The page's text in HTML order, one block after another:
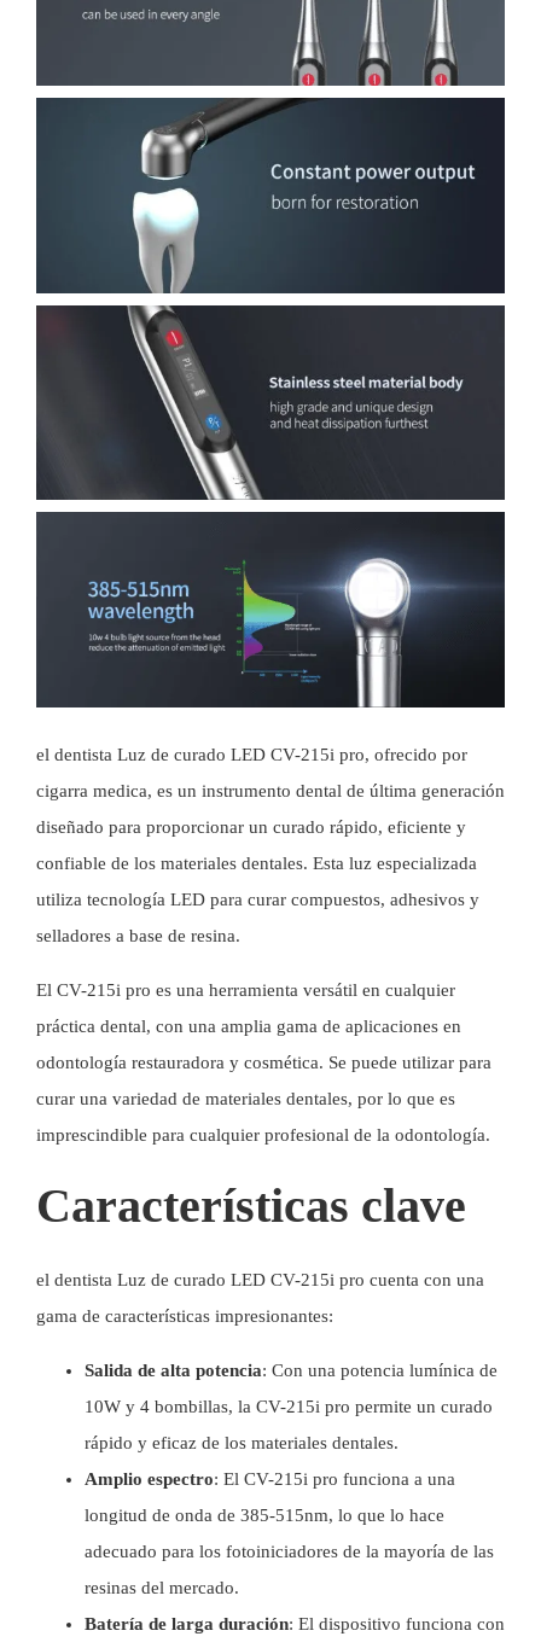
el dentista Luz de curado LED CV-215i pro, ofrecido por
cigarra medica, es un instrumento dental de última generación
diseñado para proporcionar un curado rápido, eficiente y
confiable de los materiales dentales. Esta luz especializada
utiliza tecnología LED para curar compuestos, adhesivos y
selladores a base de resina.
El CV-215i pro es una herramienta versátil en cualquier
práctica dental, con una amplia gama de aplicaciones en
odontología restauradora y cosmética. Se puede utilizar para
curar una variedad de materiales dentales, por lo que es
imprescindible para cualquier profesional de la odontología.
Características clave
el dentista Luz de curado LED CV-215i pro cuenta con una
gama de características impresionantes:
Salida de alta potencia: Con una potencia lumínica de
10W y 4 bombillas, la CV-215i pro permite un curado
rápido y eficaz de los materiales dentales.
Amplio espectro: El CV-215i pro funciona a una
longitud de onda de 385-515nm, lo que lo hace
adecuado para los fotoiniciadores de la mayoría de las
resinas del mercado.
Batería de larga duración: El dispositivo funciona con